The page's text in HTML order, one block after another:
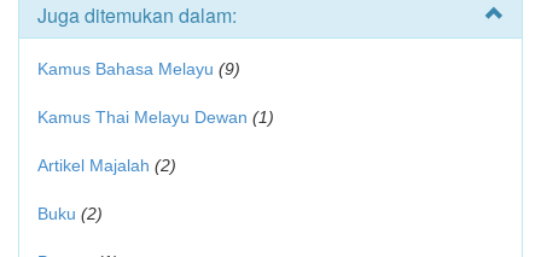
Juga ditemukan dalam:
Kamus Bahasa Melayu (9)
Kamus Thai Melayu Dewan (1)
Artikel Majalah (2)
Buku (2)